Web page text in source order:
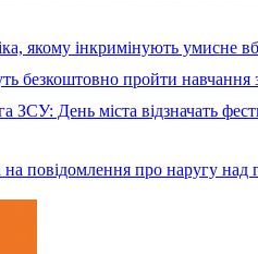
якому інкримінують умисне
безкоштовно пройти навчання
ЗСУ: День міста відзначать
на повідомлення про наругу над